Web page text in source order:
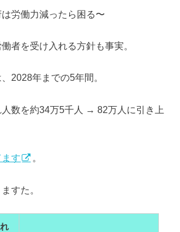
労働力減ったら困る〜
者を受け入れる方針も事実。
2028年までの5年間。
数を約34万5千人 → 82万人に引き上
す 。
すた。